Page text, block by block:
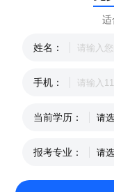
适
姓名：
手机：
当前学历：
报考专业：